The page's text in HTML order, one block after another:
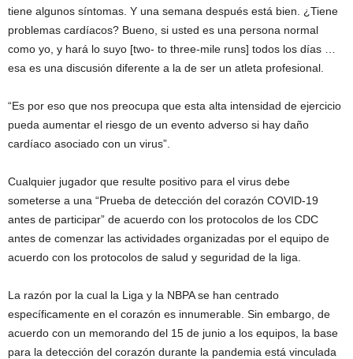
tiene algunos síntomas. Y una semana después está bien. ¿Tiene
problemas cardíacos? Bueno, si usted es una persona normal
como yo, y hará lo suyo [two- to three-mile runs] todos los días …
esa es una discusión diferente a la de ser un atleta profesional.
“Es por eso que nos preocupa que esta alta intensidad de ejercicio
pueda aumentar el riesgo de un evento adverso si hay daño
cardíaco asociado con un virus”.
Cualquier jugador que resulte positivo para el virus debe
someterse a una “Prueba de detección del corazón COVID-19
antes de participar” de acuerdo con los protocolos de los CDC
antes de comenzar las actividades organizadas por el equipo de
acuerdo con los protocolos de salud y seguridad de la liga.
La razón por la cual la Liga y la NBPA se han centrado
específicamente en el corazón es innumerable. Sin embargo, de
acuerdo con un memorando del 15 de junio a los equipos, la base
para la detección del corazón durante la pandemia está vinculada